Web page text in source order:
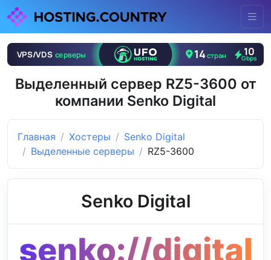
Выделенный сервер RZ5-3600 от
компании Senko Digital
Главная Хостеры
Senko Digital
Выделенные серверы
RZ5-3600
Senko Digital